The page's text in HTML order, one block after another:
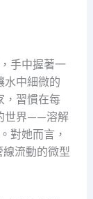
手中握著一
水中細微的
，習慣在每
世界——溶解
對她而言，
線流動的微型